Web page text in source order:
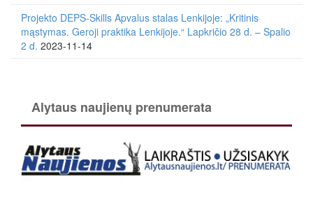
Projekto DEPS-Skills Apvalus stalas Lenkijoje: „Kritinis
mąstymas. Geroji praktika Lenkijoje.“ Lapkričio 28 d. – Spalio
2 d. 2023-11-14
Alytaus naujienų prenumerata